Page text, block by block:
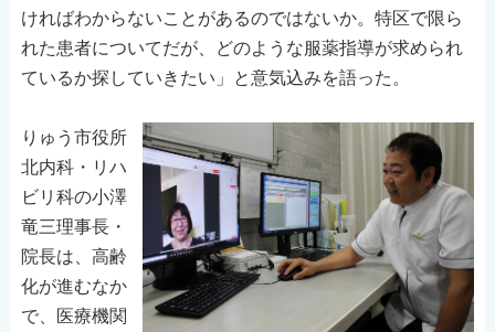
ければわからないことがあるのではないか。特区で限ら
れた患者についてだが、どのような服薬指導が求められ
ているか探していきたい」と意気込みを語った。
りゅう市役所
北内科・リハ
ビリ科の小澤
竜三理事長・
院長は、高齢
化が進むなか
で、医療機関